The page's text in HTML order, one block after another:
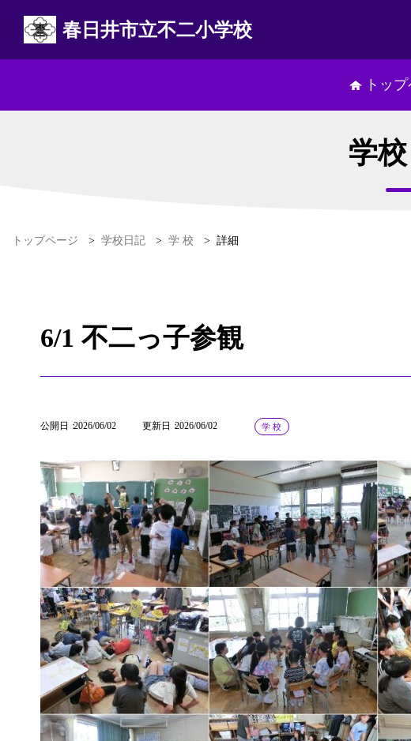
春日井市立不二小学校
トッ
学
トップページ > 学校日記 > 学 校 > 詳細
6/1 不二っ子参観
公開日 2026/06/02 更新日 2026/06/02 学 校